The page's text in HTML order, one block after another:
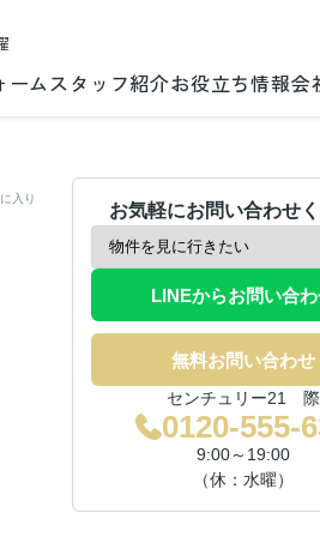
ーム スタッフ紹介お役立ち情報会
入り
お気軽にお問い合わせ
LINEからお問い合
無料お問い合わせ
センチュリー21 際
0120-555-
9:00～19:00
（休：水曜）